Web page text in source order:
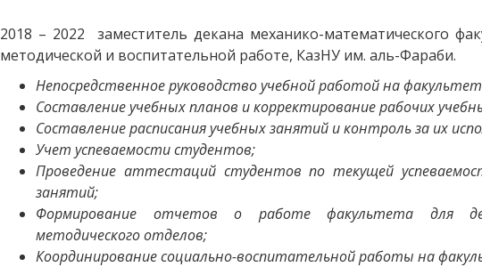
2018 – 2022 заместитель декана механико-математического
методической и воспитательной работе, КазНУ им. аль-Фараби.
Непосредственное руководство учебной работой на
Составление учебных планов и корректирование рабочих
Составление расписания учебных занятий и контроль за их
Учет успеваемости студентов;
Проведение аттестаций студентов по текущей
занятий;
Формирование отчетов о работе факультета для
методического отделов;
Координирование социально-воспитательной работы на